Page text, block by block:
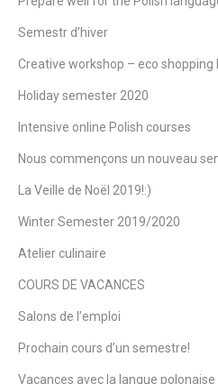
Semestr d’hiver
Creative workshop – eco shopping
Holiday semester 2020
Intensive online Polish courses
Nous commençons un nouveau
La Veille de Noël 2019!:)
Winter Semester 2019/2020
Atelier culinaire
COURS DE VACANCES
Salons de l’emploi
Prochain cours d’un semestre!
Vacances avec la langue